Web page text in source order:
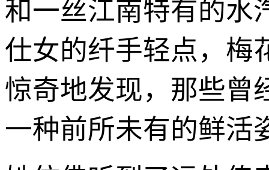
和一丝江南特有的水
仕女的纤手轻点，梅
惊奇地发现，那些曾
一种前所未有的鲜活